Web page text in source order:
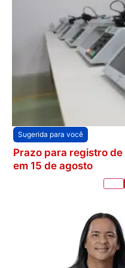
Sugerida para você
Prazo para registro
em 15 de agosto